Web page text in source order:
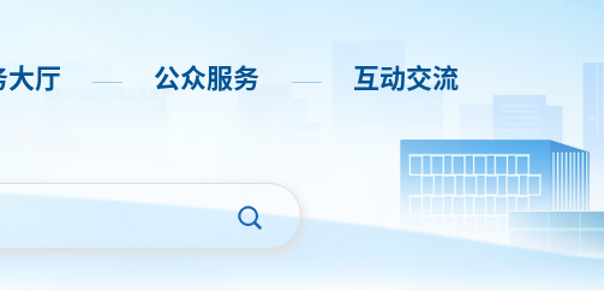
大厅 —— 公众服务 —— 互动交流